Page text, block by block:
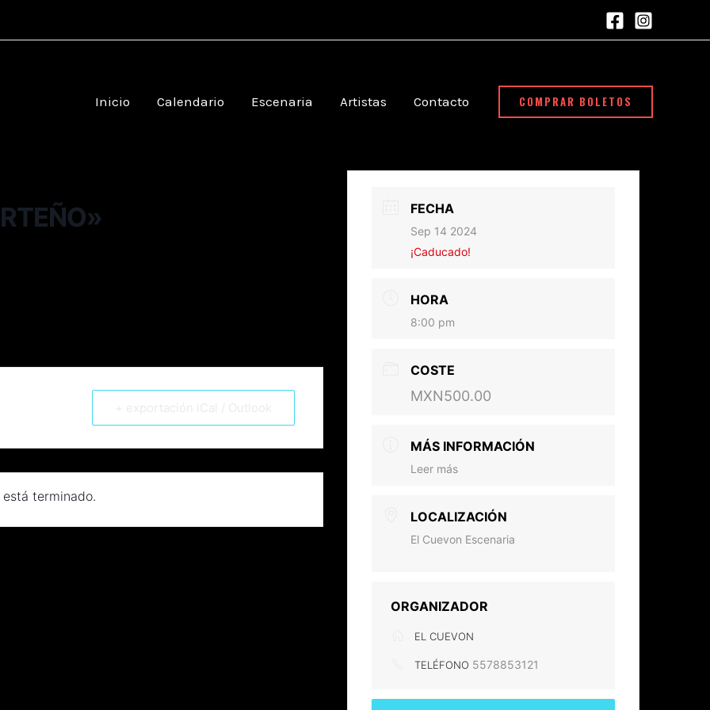
Inicio Calendario Escenaria Artistas Contacto COMPRAR BOLETOS
terminado.
FECHA
Sep 14 2024
¡Caducado!
HORA
8:00 pm
COSTE
MXN500.00
MÁS INFORMACIÓN
Leer más
LOCALIZACIÓN
El Cuevon Escenaria
ORGANIZADOR
EL CUEVON
TELÉFONO 5578853121